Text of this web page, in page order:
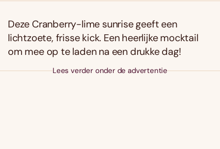
Deze Cranberry-lime sunrise geeft een
lichtzoete, frisse kick. Een heerlijke mocktail
om mee op te laden na een drukke dag!
Lees verder onder de advertentie